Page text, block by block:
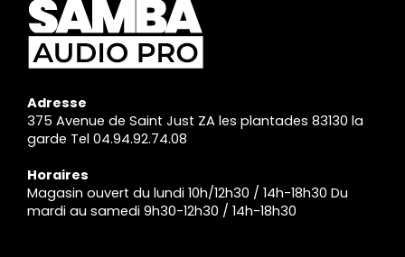
Adresse
375 Avenue de Saint Just ZA les plantades 83130 la
garde Tel 04.94.92.74.08
Horaires
Magasin ouvert du lundi 10h/12h30 / 14h-18h30 Du
mardi au samedi 9h30-12h30 / 14h-18h30